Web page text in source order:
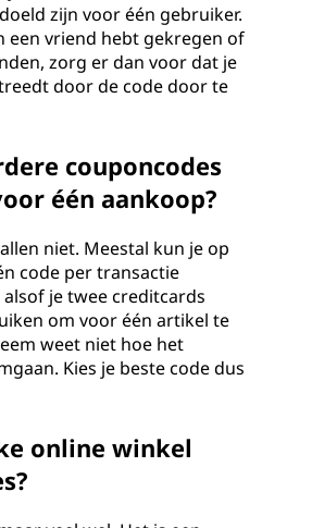
zijn voor één gebruiker.
een vriend hebt gekregen of
zorg er dan voor dat je
door de code door te
couponcodes
één aankoop?
niet. Meestal kun je op
code per transactie
je twee creditcards
om voor één artikel te
weet niet hoe het
Kies je beste code dus
online winkel